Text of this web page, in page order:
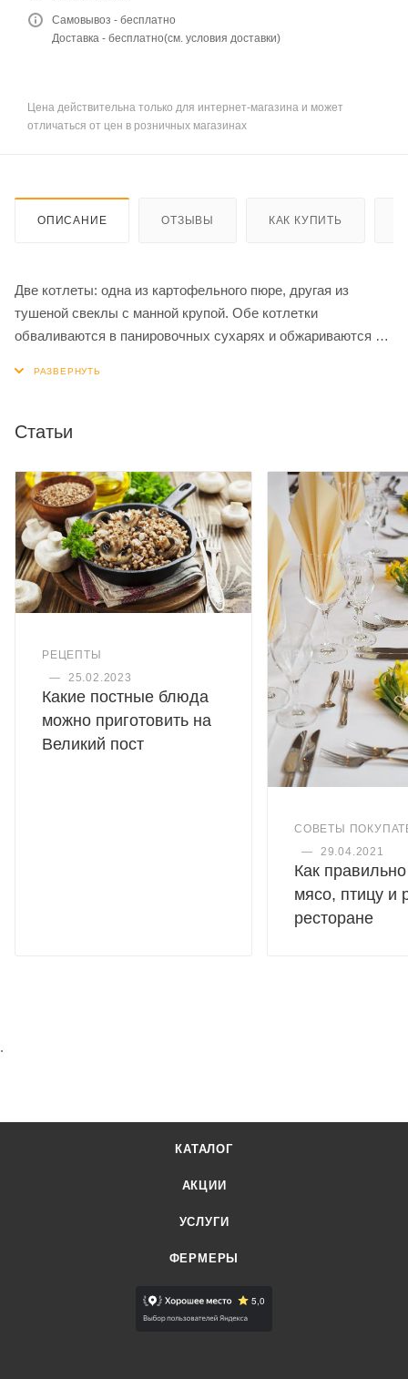
Самовывоз - бесплатно
Доставка - бесплатно(см. условия доставки)
Цена действительна только для интернет-магазина и может
отличаться от цен в розничных магазинах
ОПИСАНИЕ ОТЗЫВЫ КАК КУПИТЬ
Две котлеты: одна из картофельного пюре, другая из
тушеной свеклы с манной крупой. Обе котлетки
обваливаются в панировочных сухарях и обжариваются на
Статьи
РЕЦЕПТЫ
—
25.02.2023
Какие постные блюда
можно приготовить на
Великий пост
СОВЕТЫ
—
29.04.2021
Как правильно
мясо, птицу и
ресторане
.
КАТАЛОГ
АКЦИИ
УСЛУГИ
ФЕРМЕРЫ